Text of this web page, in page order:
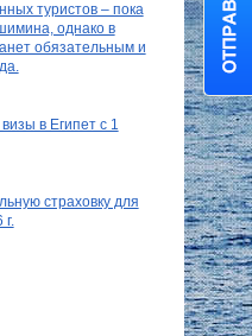
туристов – пока
однако в
обязательным и
в Египет c 1
страховку для